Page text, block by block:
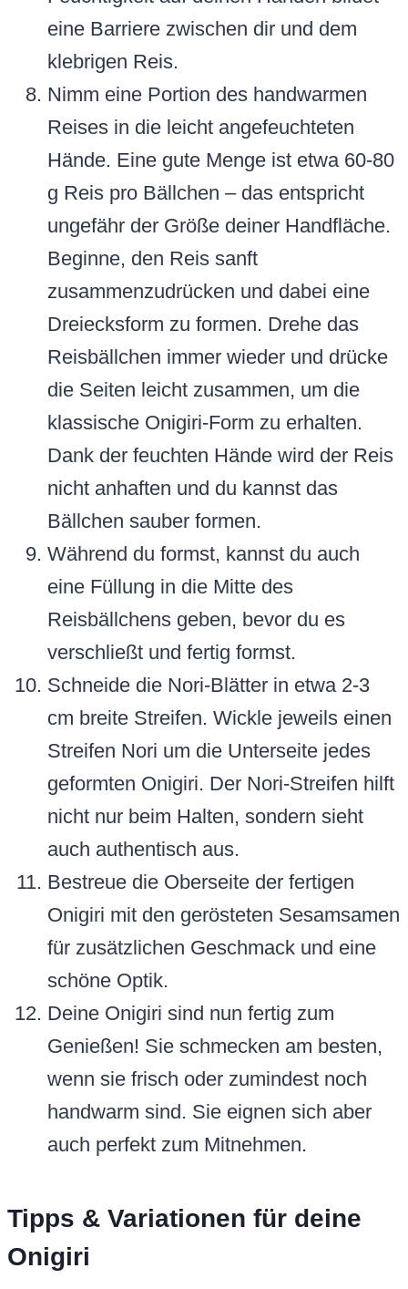
eine Barriere zwischen dir und dem
klebrigen Reis.
Nimm eine Portion des handwarmen
Reises in die leicht angefeuchteten
Hände. Eine gute Menge ist etwa 60-80
g Reis pro Bällchen – das entspricht
ungefähr der Größe deiner Handfläche.
Beginne, den Reis sanft
zusammenzudrücken und dabei eine
Dreiecksform zu formen. Drehe das
Reisbällchen immer wieder und drücke
die Seiten leicht zusammen, um die
klassische Onigiri-Form zu erhalten.
Dank der feuchten Hände wird der Reis
nicht anhaften und du kannst das
Bällchen sauber formen.
Während du formst, kannst du auch
eine Füllung in die Mitte des
Reisbällchens geben, bevor du es
verschließt und fertig formst.
Schneide die Nori-Blätter in etwa 2-3
cm breite Streifen. Wickle jeweils einen
Streifen Nori um die Unterseite jedes
geformten Onigiri. Der Nori-Streifen hilft
nicht nur beim Halten, sondern sieht
auch authentisch aus.
Bestreue die Oberseite der fertigen
Onigiri mit den gerösteten Sesamsamen
für zusätzlichen Geschmack und eine
schöne Optik.
Deine Onigiri sind nun fertig zum
Genießen! Sie schmecken am besten,
wenn sie frisch oder zumindest noch
handwarm sind. Sie eignen sich aber
auch perfekt zum Mitnehmen.
Tipps & Variationen für deine
Onigiri